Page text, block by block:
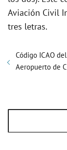
Aviación Civil
tres letras.
Código ICAO del
Aeropuerto de